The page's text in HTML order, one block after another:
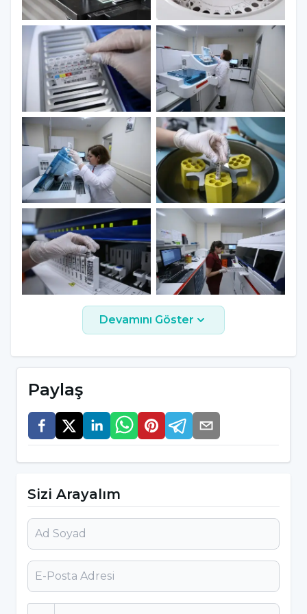
Bu laboratuvarlarda, alkol, uyuşturucu ve
diğer toksik maddelerin tespiti ve miktarının
belirlenmesi için çeşitli testler yapılır. Alkol etil
glukronit (EtG) testi, amfetamin testi,
benzoilekgonin testi, buprenorphine testi,
kannabinoid testi, MDMA (ekstazi) testi, opiad
morfin testi, petidin testi, sentetik kannabinoid
testi, acil hızlı toksikoloji testi, ketamin testi ve
kan alkol düzeyi (BAC) testi gibi testler,
toksikoloji laboratuvarlarında yaygın olarak
gerçekleştirilir.
Toksikoloji Laboratuvarında Yapılan
Testler Nelerdir?
Etil Glukronit (EtG) Testi:
belirlemek için kullanılır. Etil glukronit, alkol
metabolizmasının bir yan ürünüdür ve alkol
alımından sonra vücutta kalır. Bu test, alkol
kullanımını günler sonra bile tespit edebilir.
Amfetamin Testi:
edilmesi amacıyla yapılır. Amfetaminler,
merkezi sinir sistemini uyararak enerji ve
dikkat artışı sağlar. Bu test, amfetamin ve
türevlerini belirlemek için kullanılır.
Devamını Göster
Paylaş
Sizi Arayalım